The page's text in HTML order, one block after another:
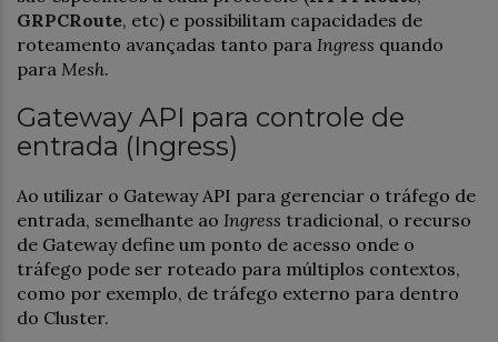
GRPCRoute, etc) e possibilitam capacidades de
roteamento avançadas tanto para Ingress quando
para Mesh.
Gateway API para controle de
entrada (Ingress)
Ao utilizar o Gateway API para gerenciar o tráfego de
entrada, semelhante ao Ingress tradicional, o recurso
de Gateway define um ponto de acesso onde o
tráfego pode ser roteado para múltiplos contextos,
como por exemplo, de tráfego externo para dentro
do Cluster.